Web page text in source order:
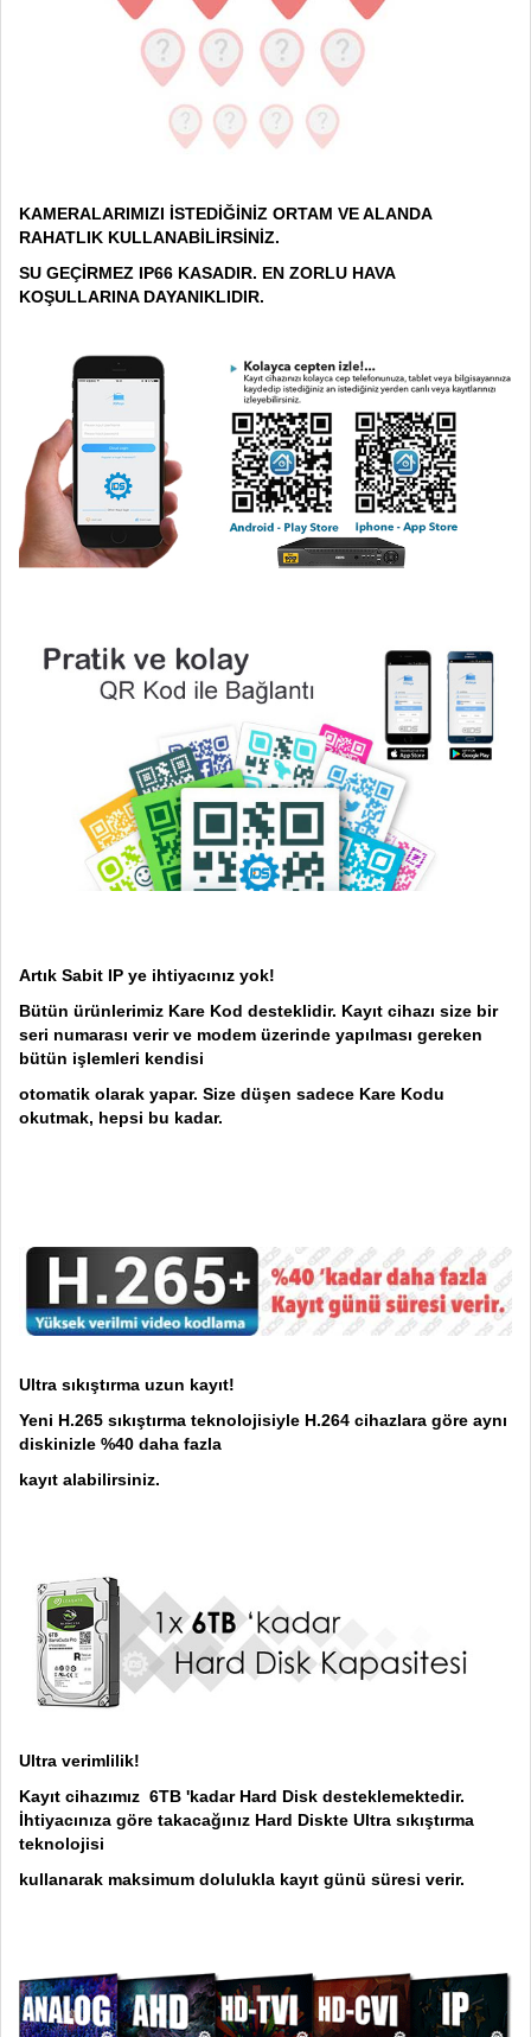
KAMERALARIMIZI İSTEDİĞİNİZ ORTAM VE ALANDA
RAHATLIK KULLANABİLİRSİNİZ.
SU GEÇİRMEZ IP66 KASADIR. EN ZORLU HAVA
KOŞULLARINA DAYANIKLIDIR.
Artık Sabit IP ye ihtiyacınız yok!
Bütün ürünlerimiz Kare Kod desteklidir. Kayıt cihazı size bir
seri numarası verir ve modem üzerinde yapılması gereken
bütün işlemleri kendisi
otomatik olarak yapar. Size düşen sadece Kare Kodu
okutmak, hepsi bu kadar.
Ultra sıkıştırma uzun kayıt!
Yeni H.265 sıkıştırma teknolojisiyle H.264 cihazlara göre aynı
diskinizle %40 daha fazla
kayıt alabilirsiniz.
Ultra verimlilik!
Kayıt cihazımız 6TB 'kadar Hard Disk desteklemektedir.
İhtiyacınıza göre takacağınız Hard Diskte Ultra sıkıştırma
teknolojisi
kullanarak maksimum dolulukla kayıt günü süresi verir.